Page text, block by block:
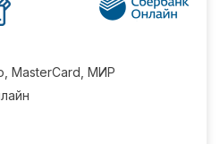
MasterCard, МИР